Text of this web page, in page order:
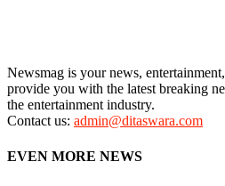
Newsmag is your news,
provide you with the latest breaking
the entertainment industry.
Contact us: admin@ditaswara.com
EVEN MORE NEWS